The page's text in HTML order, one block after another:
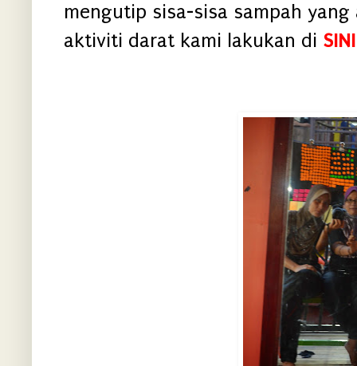
mengutip sisa-sisa sampah
aktiviti darat kami lakukan di SINI